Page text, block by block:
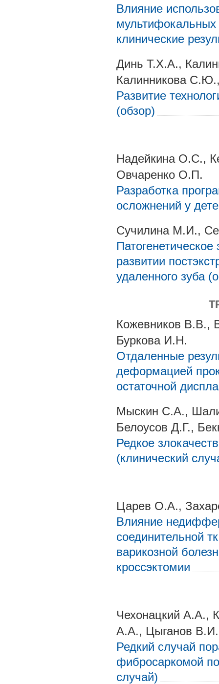
Влияние
мультифокальных
клинические
Динь Т.Х.А.,
Калинникова
Развитие
(обзор)
Надейкина О.С.,
Овчаренко О.П.
Разработка
осложнений у
Сучилина М.И.,
развитии
удаленного зуба
Кожевников В.В.,
Буркова И.Н.
Отдаленные
деформацией
остаточной
Мыскин С.А.,
Белоусов Д.Г.,
Редкое
(клинический
Царев О.А.,
Влияние
соединительной
варикозной
кроссэктомии
Чехонацкий А.А.,
А.А., Цыганов
Редкий случай
фибросаркомой
случай)